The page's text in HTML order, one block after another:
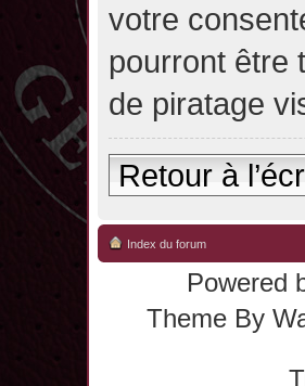
votre
pourront être
de piratage
Retour à
Index du forum
Powered
Theme By